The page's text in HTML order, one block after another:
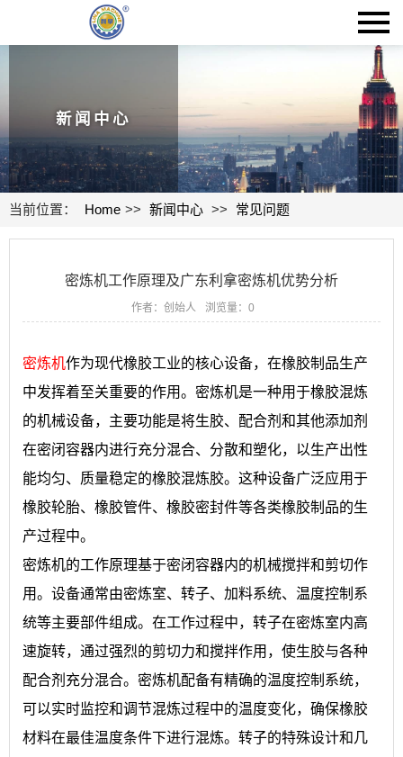
新闻中心
当前位置： Home >> 新闻中心 >> 常见问题
密炼机工作原理及广东利拿密炼机优势分析
作者：创始人 浏览量： 0
密炼机作为现代橡胶工业的核心设备，在橡胶制品生产
中发挥着至关重要的作用。密炼机是一种用于橡胶混炼
的机械设备，主要功能是将生胶、配合剂和其他添加剂
在密闭容器内进行充分混合、分散和塑化，以生产出性
能均匀、质量稳定的橡胶混炼胶。这种设备广泛应用于
橡胶轮胎、橡胶管件、橡胶密封件等各类橡胶制品的生
产过程中。
密炼机的工作原理基于密闭容器内的机械搅拌和剪切作
用。设备通常由密炼室、转子、加料系统、温度控制系
统等主要部件组成。在工作过程中，转子在密炼室内高
速旋转，通过强烈的剪切力和搅拌作用，使生胶与各种
配合剂充分混合。密炼机配备有精确的温度控制系统，
可以实时监控和调节混炼过程中的温度变化，确保橡胶
材料在最佳温度条件下进行混炼。转子的特殊设计和几